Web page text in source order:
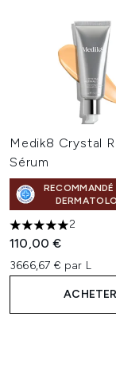
Medik8 Crystal
Sérum
RECOMMANDÉ
5 étoiles sur un
2
110,00 €
3666,67 € par L
ACHETER